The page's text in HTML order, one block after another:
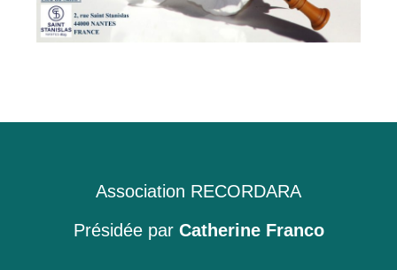
Association RECORDARA
Présidée par Catherine Franco